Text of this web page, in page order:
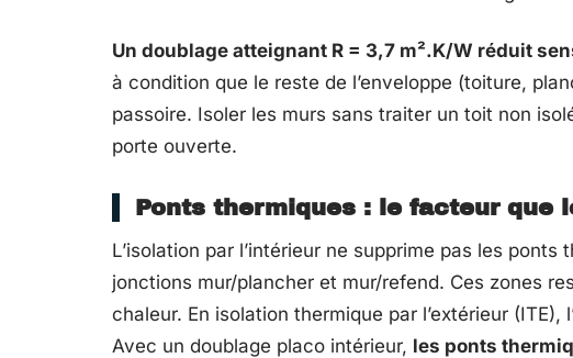
Un doublage atteignant R = 3,7 m².K/W réduit
à condition que le reste de l’enveloppe (toiture,
passoire. Isoler les murs sans traiter un toit non
porte ouverte.
Ponts thermiques : le facteur que
L’isolation par l’intérieur ne supprime pas les
jonctions mur/plancher et mur/refend. Ces zones
chaleur. En isolation thermique par l’extérieur
Avec un doublage placo intérieur, les ponts